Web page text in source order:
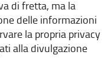
di fretta, ma la
delle informazioni
la propria privacy
alla divulgazione